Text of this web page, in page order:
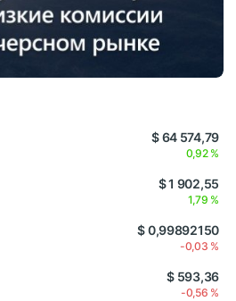
$ 64 574,79
0,92 %
$ 1 902,55
1,79 %
$ 0,99892150
-0,03 %
$ 593,36
-0,56 %